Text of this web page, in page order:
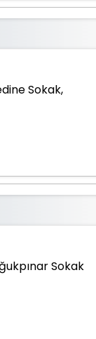
Sokak,
Sokak